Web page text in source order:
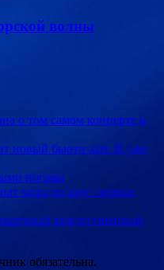
волны
о том самом концерте и
новый бьюти-хит. И уже
ногами
мира по шоу: первые
рождественский
обязательна.